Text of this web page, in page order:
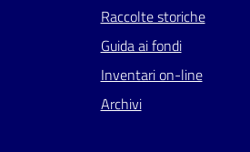
Raccolte storiche
Guida ai fondi
Inventari on-line
Archivi